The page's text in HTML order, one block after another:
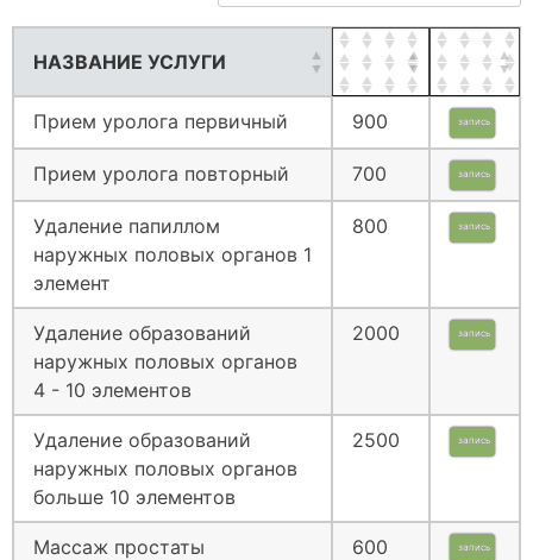
НАЗВАНИЕ УСЛУГИ
Прием уролога первичный 900 запись
Прием уролога повторный 700 запись
Удаление папиллом
наружных половых органов 1
элемент
800 запись
Удаление образований
наружных половых органов
4 - 10 элементов
2000 запись
Удаление образований
наружных половых органов
больше 10 элементов
2500 запись
Массаж простаты 600 запись